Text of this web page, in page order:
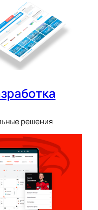
решения